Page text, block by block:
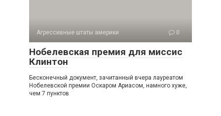
Агрессивные штаты америки 0
Нобелевская премия для миссис
Клинтон
Бесконечный документ, зачитанный вчера лауреатом
Нобелевской премии Оскаром Ариасом, намного хуже,
чем 7 пунктов